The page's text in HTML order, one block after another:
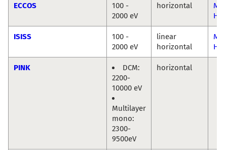
ECCOS
100 -
2000 eV
horizontal
ISISS
100 -
2000 eV
linear
horizontal
PINK
DCM:
2200-
10000 eV
Multilayer
mono:
2300-
9500eV
horizontal